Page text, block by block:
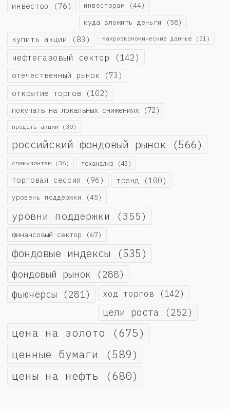
инвестор (76) инвесторам (44)
куда вложить деньги (58)
купить акции (83) макроэкономические данные (31)
нефтегазовый сектор (142)
отечественный рынок (73)
открытие торгов (102)
покупать на локальных снижениях (72)
продать акции (30)
российский фондовый рынок (566)
спекулянтам (36) теханализ (43)
торговая сессия (96) тренд (100)
уровень поддержки (45)
уровни поддержки (355)
финансовый сектор (67)
фондовые индексы (535)
фондовый рынок (288)
фьючерсы (281) ход торгов (142)
цели роста (252)
цена на золото (675)
ценные бумаги (589)
цены на нефть (680)